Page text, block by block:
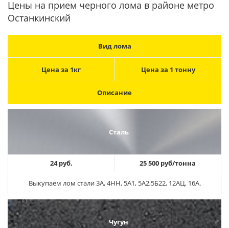
Цены на прием черного лома в районе метро
Останкинский
Вид лома
Цена за 1кг Цена за 1 тонну
Описание
Сталь
24 руб. 25 500 руб/тонна
Выкупаем лом стали 3А, 4НН, 5А1, 5А2,5Б22, 12АЦ, 16А.
Чугун